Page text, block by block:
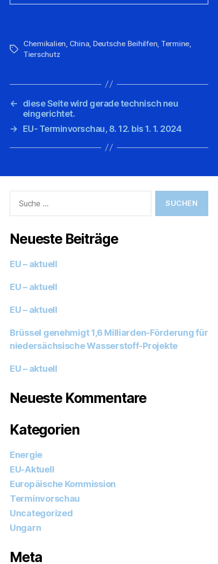
Schlagwörter
Chemikalien China Deutsche Beihilfen Termine
Tierschutz
←
diese Seite wird gerade technisch neu
eingerichtet.
→
EU- Terminvorschau, 8. 12. bis 1. 1. 2024
nach:
Neueste Beiträge
EU – aktuell
EU – aktuell
EU – aktuell
Brüssel genehmigt 1,6 Milliarden-Förderung für
niedersächsische Wasserstoff-Projekte
EU – aktuell
Neueste Kommentare
Kategorien
Energie
EU-Aktuell
Europäische Kommission
Terminvorschau
Uncategorized
Ungarn
Meta